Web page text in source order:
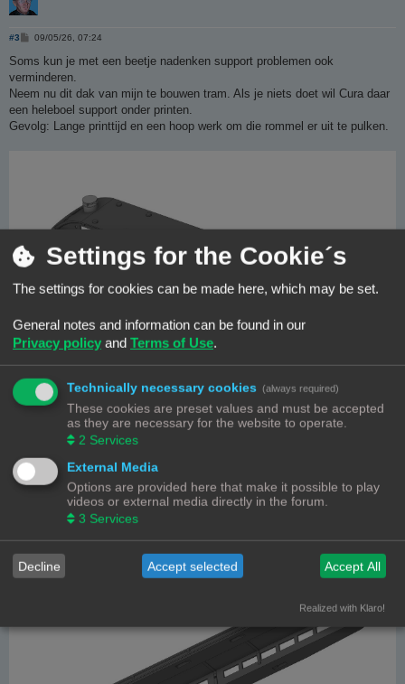
#3
B
r
c
h
09/05/26, 07:24
Soms kun je met een beetje nadenken support problemen ook
verminderen.
Neem nu dit dak van mijn te bouwen tram. Als je niets doet wil Cura daar
een heleboel support onder printen.
Gevolg: Lange printtijd en een hoop werk om die rommel er uit te pulken.
Kan dat niet beter?
In eerste instantie heb ik geprobeerd het support te reduceren door het te
blokkeren op de plaatsen waar het niet nodig was.
Die kleine zijramen hebben geen support nodig, dat overbrugd de printer
gemakkelijk
Dat scheelde al wel. Helemaal zonder support ging niet omdat er in het
dak waar nu de pennen zitten, toen nog gaten zaten.
Als de printer een laag begint doet hij dat door eerst de omtrek en die
gaten te tekenen en daarna het vlak te vullen.
Dat wil de hij ook bij het dichttrekken van het dak. Maar die gaten
moesten dus support hebben anders vallen ze in het niets omlaag
Settings for the Cookie´s
The settings for cookies can be made here, which may be set.
General notes and information can be found in our
Privacy policy and Terms of Use.
Technically necessary cookies (always required)
These cookies are preset values and must be accepted
as they are necessary for the website to operate.
2 Services
External Media
Options are provided here that make it possible to play
videos or external media directly in the forum.
3 Services
Decline Accept selected Accept All
Realized with Klaro!